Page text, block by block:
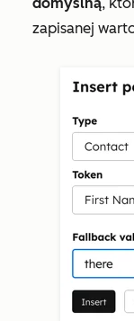
zapisanej